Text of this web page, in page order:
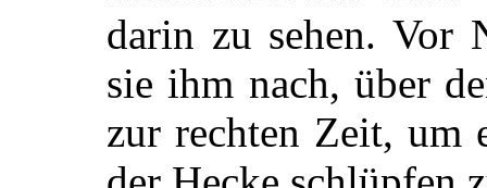
darin zu sehen. Vor
sie ihm nach, über
zur rechten Zeit, um